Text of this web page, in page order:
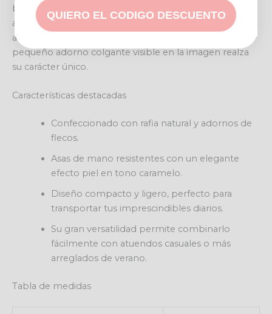
bohemio y desenfadado. Sus asas robustas, con un
acabado efecto piel en tono caramelo, complementan
a la perfección su estética natural, mientras que el
pequeño adorno colgante visible en la imagen realza
su carácter único.
Características destacadas
Confeccionado con rafia natural y adornos de
flecos.
Asas de mano resistentes con un elegante
efecto piel en tono caramelo.
Diseño compacto y ligero, perfecto para
transportar tus imprescindibles diarios.
Su gran versatilidad permite combinarlo
fácilmente con atuendos casuales o más
arreglados de verano.
Tabla de medidas
QUIERO EL CODIGO DESCUENTO